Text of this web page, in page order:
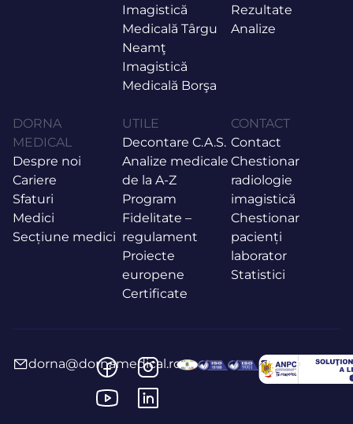
Imagistică
Medicală Târgu
Neamţ
Imagistică
Medicală Borşa
Rezultate
Analize
DORNA
MEDICAL
Despre noi
Cariere
Sfaturi
Medici
Secțiune medici
UTILE
Decontare C.A.S.
Analize medicale
de la A-Z
Program
Fidelitate –
regulament
Proiecte
europene
Certificate
CONTACT
Contact
Chestionar
radiologie
imagistică
Chestionar
pacienți
laborator
Statistici
dorna@dornamedical.ro